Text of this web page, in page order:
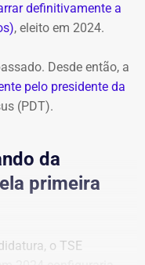
definitivamente a
, eleito em 2024.
Desde então, a
pelo presidente da
(PDT).
da
primeira
o TSE